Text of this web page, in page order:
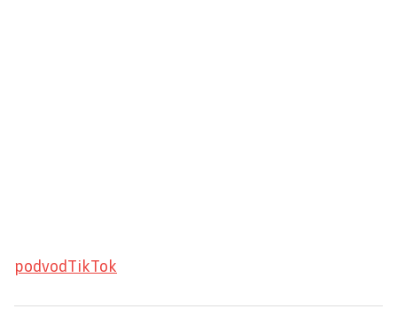
podvodTikTok